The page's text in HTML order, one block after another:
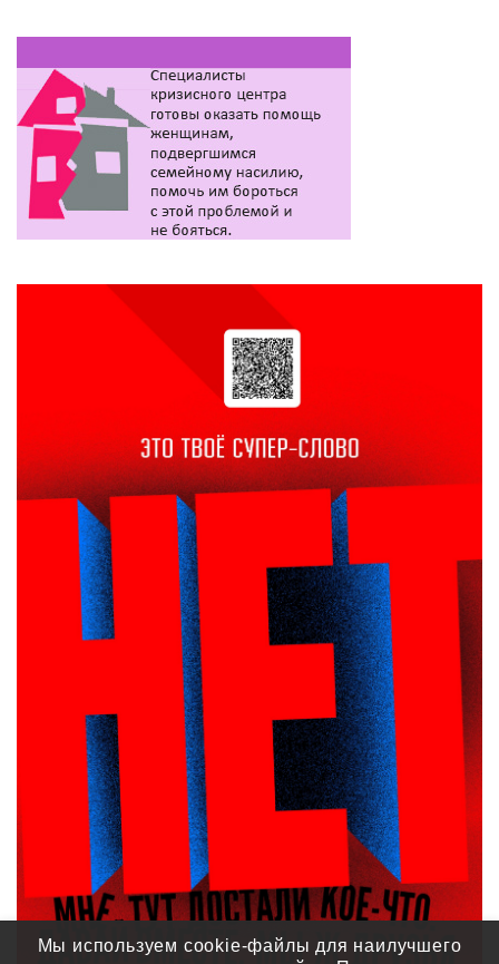
Мы используем cookie-файлы для наилучшего